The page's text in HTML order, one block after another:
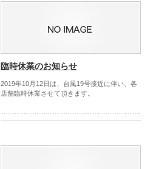
臨時休業のお知らせ
2019年10月12日は、台風19号接近に伴い、各
店舗臨時休業させて頂きます。